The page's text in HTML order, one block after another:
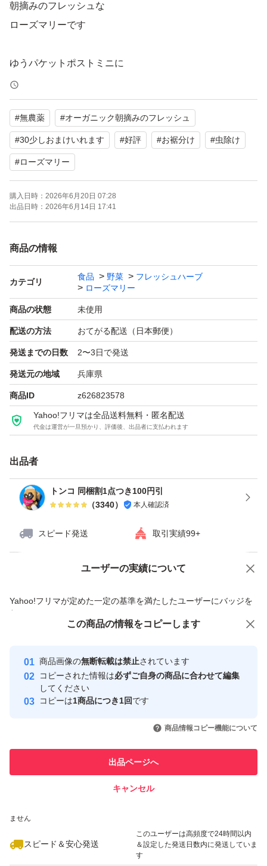
朝摘みのフレッシュな
ローズマリーです
ゆうパケットポストミニに
入る長さ
約20cm
約30本以上
お入れします。
肌を引き締め、血行を良くしシワやシミの原因となる活性
料理に、リース、芳香剤、入浴剤等、利用多才
睡眠効果にもあり
吊るしておくだけでローズマリーの香りで消臭効果、殺菌
効果もあり虫除けにもなります。
防虫効果のインテリアにもなります
朝摘み後.カットして
直ぐにポスト発送しますが、
配送中に、葉が取れたり蒸れたりする事も有るかもしれま
せんがご了承ください
ご購入された当日
その日のうちに
ゆうパケットポストで発送致します（雨の後は葉が濡れて
蒸れの原因になりますので
保湿はせず
到着後
で無事に届くかどうかが分かりかねます。
#無農薬 #オーガニック朝摘みのフレッシュ
#30少しおまけいれます #好評 #お裾分け #虫除け
#ローズマリー
購入日時： 2026年6月20日 07:28
出品日時： 2026年6月14日 17:41
商品の情報
カテゴリ
食品 野菜
フレッシュハーブ
ローズマリー
商品の状態 未使用
配送の方法 おてがる配送（日本郵便）
発送までの日数 2〜3日で発送
発送元の地域 兵庫県
商品ID z626823578
Yahoo!フリマは全品送料無料・匿名配送
代金は運営が一旦預かり、評価後、出品者に支払われます
出品者
トンコ 同梱割1点つき100円引
（3340） 本人確認済
スピード発送 取引実績99+
ユーザーの実績について
Yahoo!フリマが定めた一定の基準を満たしたユーザーにバッジを
付与しています
安心取引出品者
心・安全なユーザーです
取引実績
引を完了させた実績があります
での取引実績があります
ません
スピード＆安心発送
このユーザーは高頻度で24時間以内
＆設定した発送日数内に発送していま
す
価格の相談 商品への質問
この商品の情報をコピーします
商品画像の無断転載は禁止されています
コピーされた情報は必ずご自身の商品に合わせて編集
してください
コピーは1商品につき1回です
商品情報コピー機能について
出品ページへ
キャンセル
この商品をみている人にオススメ